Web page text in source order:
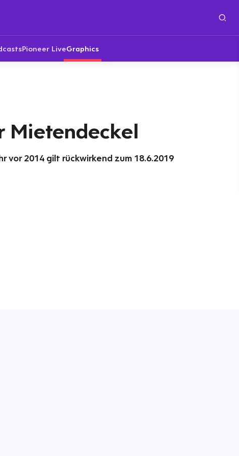
Pioneer LiveGraphics
Mietendeckel
vor 2014 gilt rückwirkend zum 18.6.2019